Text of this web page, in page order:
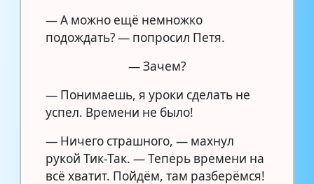
— А можно ещё немножко
подождать? — попросил Петя.
— Зачем?
— Понимаешь, я уроки сделать не
успел. Времени не было!
— Ничего страшного, — махнул
рукой Тик-Так. — Теперь времени на
всё хватит. Пойдём, там разберёмся!